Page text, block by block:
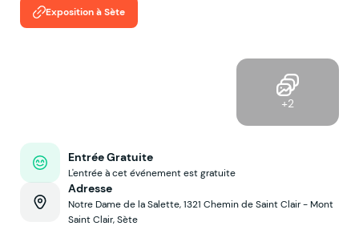
+2
Entrée Gratuite
L'entrée à cet événement est gratuite
Adresse
Notre Dame de la Salette, 1321 Chemin de Saint Clair - Mont
Saint Clair, Sète
Exposition à Sète